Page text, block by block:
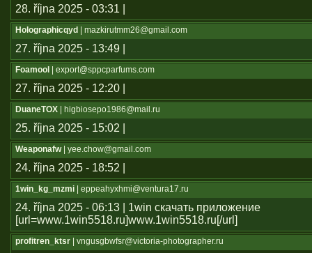
28. října 2025 - 03:31 |
Holographicqyd | mazkirutmm26@gmail.com
27. října 2025 - 13:49 |
Foamool | export@sppcparfums.com
27. října 2025 - 12:20 |
DuaneTOX | higbiosepo1986@mail.ru
25. října 2025 - 15:02 |
Weaponafw| yee.chow@gmail.com
24. října 2025 - 18:52 |
1win_kg_mzmi | eppeahyxhmi@ventura17.ru
24. října 2025 - 06:13 | 1win скачать приложение
[url=www.1win5518.ru]www.1win5518.ru[/url]
profitren_ktsr | vngusgbwfsr@victoria-photographer.ru